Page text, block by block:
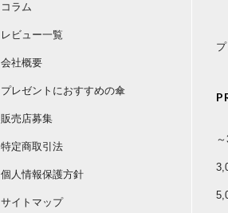
コラム
レビュー一覧
会社概要
プレゼントにおすすめの傘
販売店募集
特定商取引法
個人情報保護方針
サイトマップ